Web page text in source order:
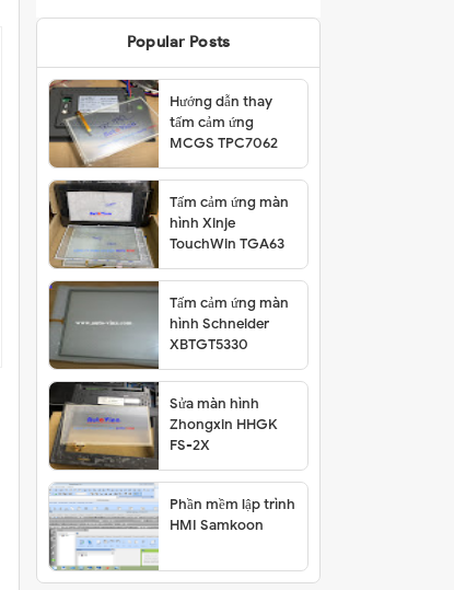
Popular Posts
Hướng dẫn thay
tấm cảm ứng
MCGS TPC7062
Tấm cảm ứng màn
hình Xinje
TouchWin TGA63
Tấm cảm ứng màn
hình Schneider
XBTGT5330
Sửa màn hình
Zhongxin HHGK
FS-2X
Phần mềm lập trình
HMI Samkoon